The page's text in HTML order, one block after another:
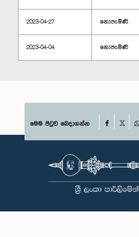
2023-04-27 නොපැමිණි
2023-04-04 නොපැමිණි
මෙම පිටුව බෙදාගන්න Facebook